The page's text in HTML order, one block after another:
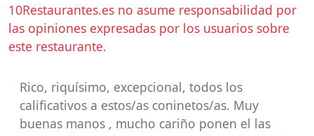
10Restaurantes.es no asume responsabilidad por
las opiniones expresadas por los usuarios sobre
este restaurante.
Rico, riquísimo, excepcional, todos los
calificativos a estos/as coninetos/as. Muy
buenas manos , mucho cariño ponen el las